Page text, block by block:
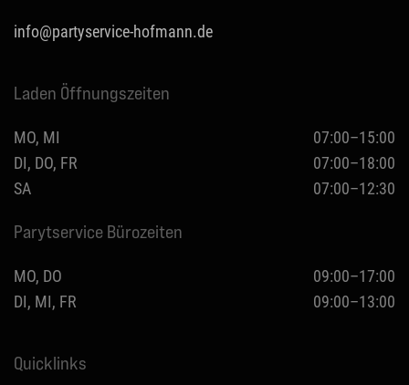
info@partyservice-hofmann.de
Laden Öffnungszeiten
MO, MI
07:00–15:00
DI, DO, FR
07:00–18:00
SA
07:00–12:30
Parytservice Bürozeiten
MO, DO
09:00–17:00
DI, MI, FR
09:00–13:00
Quicklinks